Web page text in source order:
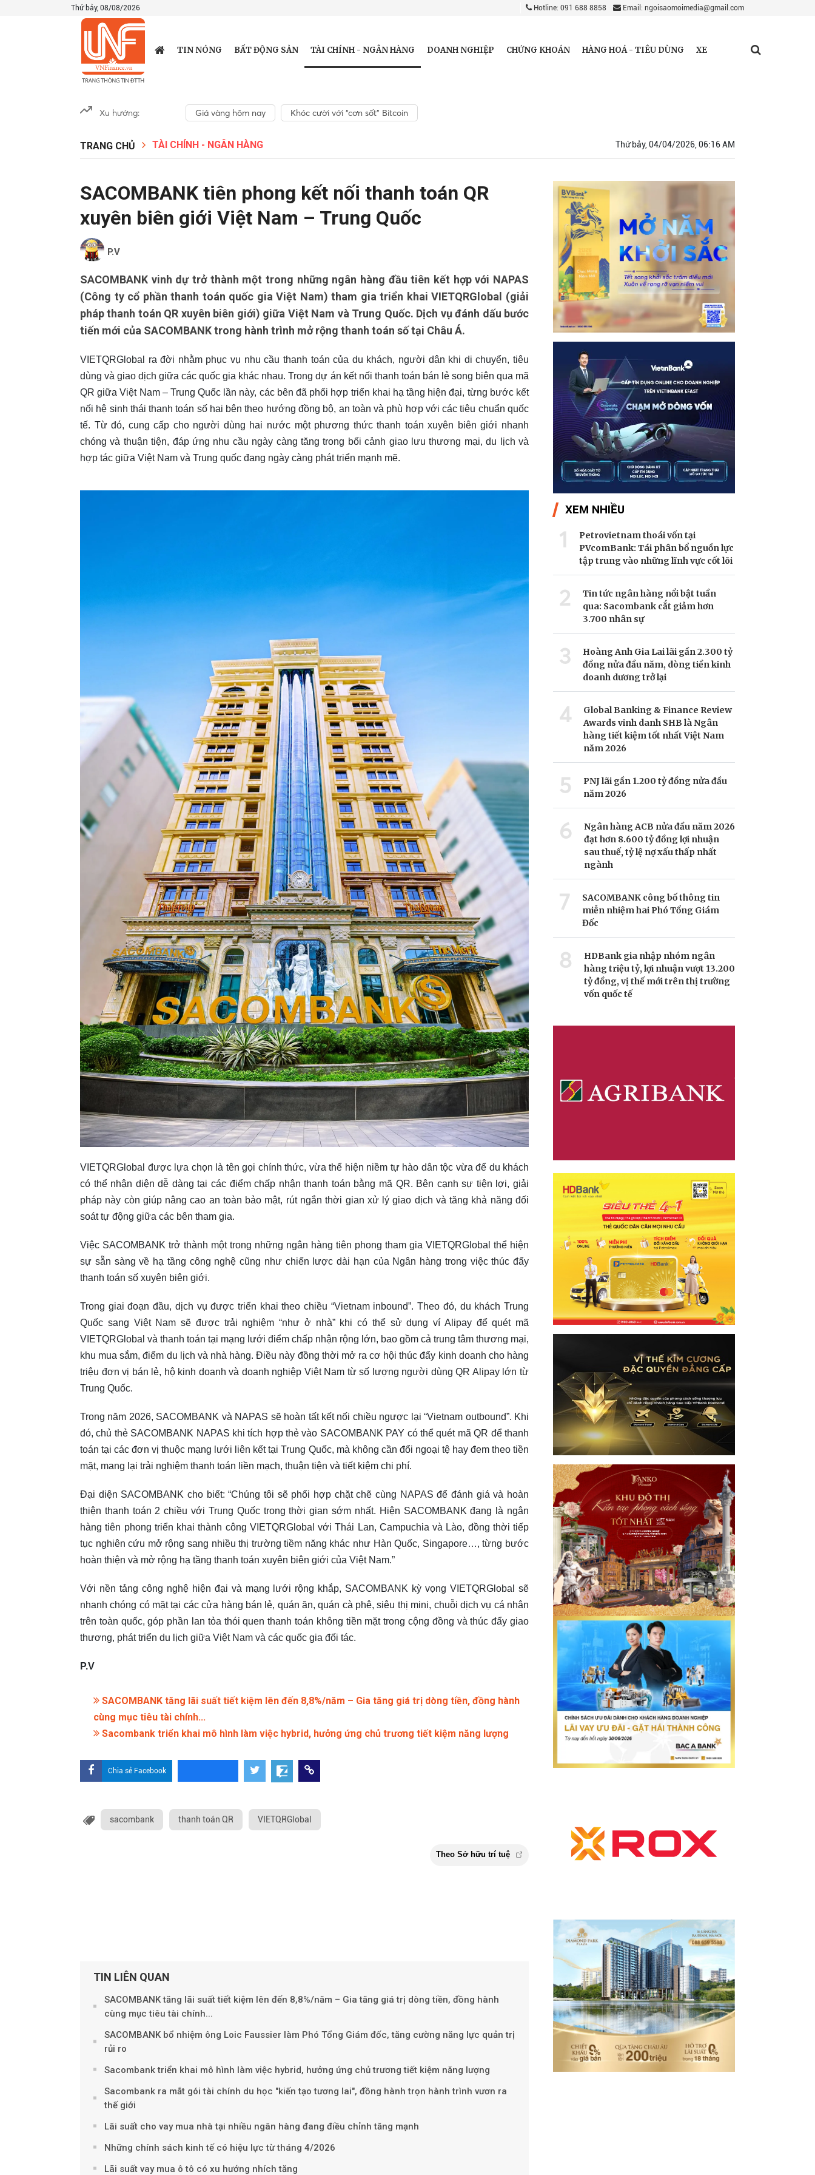
Thứ bảy, 08/08/2026 Hotline: 091 688 8858 Email: ngoisaomoimedia@gmail.com
TIN NÓNG BẤT ĐỘNG SẢN TÀI CHÍNH - NGÂN HÀNG DOANH NGHIỆP CHỨNG KHOÁN HÀNG HOÁ - TIÊU DÙNG XE
Xu hướng: Giá vàng hôm nay Khóc cười với “cơn sốt” Bitcoin
TRANG CHỦ TÀI CHÍNH - NGÂN HÀNG Thứ bảy, 04/04/2026, 06:16 AM
SACOMBANK tiên phong kết nối thanh toán QR
xuyên biên giới Việt Nam – Trung Quốc
P.V
SACOMBANK vinh dự trở thành một trong những ngân hàng đầu tiên kết hợp với NAPAS
(Công ty cổ phần thanh toán quốc gia Việt Nam) tham gia triển khai VIETQRGlobal (giải
pháp thanh toán QR xuyên biên giới) giữa Việt Nam và Trung Quốc. Dịch vụ đánh dấu bước
tiến mới của SACOMBANK trong hành trình mở rộng thanh toán số tại Châu Á.
VIETQRGlobal ra đời nhằm phục vụ nhu cầu thanh toán của du khách, người dân khi di chuyển, tiêu
dùng và giao dịch giữa các quốc gia khác nhau. Trong dự án kết nối thanh toán bán lẻ song biên qua mã
QR giữa Việt Nam – Trung Quốc lần này, các bên đã phối hợp triển khai hạ tầng hiện đại, từng bước kết
nối hệ sinh thái thanh toán số hai bên theo hướng đồng bộ, an toàn và phù hợp với các tiêu chuẩn quốc
tế. Từ đó, cung cấp cho người dùng hai nước một phương thức thanh toán xuyên biên giới nhanh
chóng và thuận tiện, đáp ứng nhu cầu ngày càng tăng trong bối cảnh giao lưu thương mại, du lịch và
hợp tác giữa Việt Nam và Trung quốc đang ngày càng phát triển mạnh mẽ.
VIETQRGlobal được lựa chọn là tên gọi chính thức, vừa thể hiện niềm tự hào dân tộc vừa để du khách
có thể nhận diện dễ dàng tại các điểm chấp nhận thanh toán bằng mã QR. Bên cạnh sự tiện lợi, giải
pháp này còn giúp nâng cao an toàn bảo mật, rút ngắn thời gian xử lý giao dịch và tăng khả năng đối
soát tự động giữa các bên tham gia.
Việc SACOMBANK trở thành một trong những ngân hàng tiên phong tham gia VIETQRGlobal thể hiện
sự sẵn sàng về hạ tầng công nghệ cũng như chiến lược dài hạn của Ngân hàng trong việc thúc đẩy
thanh toán số xuyên biên giới.
Trong giai đoạn đầu, dịch vụ được triển khai theo chiều “Vietnam inbound”. Theo đó, du khách Trung
Quốc sang Việt Nam sẽ được trải nghiệm “như ở nhà” khi có thể sử dụng ví Alipay để quét mã
VIETQRGlobal và thanh toán tại mạng lưới điểm chấp nhận rộng lớn, bao gồm cả trung tâm thương mại,
khu mua sắm, điểm du lịch và nhà hàng. Điều này đồng thời mở ra cơ hội thúc đẩy kinh doanh cho hàng
triệu đơn vị bán lẻ, hộ kinh doanh và doanh nghiệp Việt Nam từ số lượng người dùng QR Alipay lớn từ
Trung Quốc.
Trong năm 2026, SACOMBANK và NAPAS sẽ hoàn tất kết nối chiều ngược lại “Vietnam outbound”. Khi
đó, chủ thẻ SACOMBANK NAPAS khi tích hợp thẻ vào SACOMBANK PAY có thể quét mã QR để thanh
toán tại các đơn vị thuộc mạng lưới liên kết tại Trung Quốc, mà không cần đổi ngoại tệ hay đem theo tiền
mặt, mang lại trải nghiệm thanh toán liền mạch, thuận tiện và tiết kiệm chi phí.
Đại diện SACOMBANK cho biết: “Chúng tôi sẽ phối hợp chặt chẽ cùng NAPAS để đánh giá và hoàn
thiện thanh toán 2 chiều với Trung Quốc trong thời gian sớm nhất. Hiện SACOMBANK đang là ngân
hàng tiên phong triển khai thành công VIETQRGlobal với Thái Lan, Campuchia và Lào, đồng thời tiếp
tục nghiên cứu mở rộng sang nhiều thị trường tiềm năng khác như Hàn Quốc, Singapore…, từng bước
hoàn thiện và mở rộng hạ tầng thanh toán xuyên biên giới của Việt Nam.”
Với nền tảng công nghệ hiện đại và mạng lưới rộng khắp, SACOMBANK kỳ vọng VIETQRGlobal sẽ
nhanh chóng có mặt tại các cửa hàng bán lẻ, quán ăn, quán cà phê, siêu thị mini, chuỗi dịch vụ cá nhân
trên toàn quốc, góp phần lan tỏa thói quen thanh toán không tiền mặt trong cộng đồng và thúc đẩy giao
thương, phát triển du lịch giữa Việt Nam và các quốc gia đối tác.
P.V
SACOMBANK tăng lãi suất tiết kiệm lên đến 8,8%/năm – Gia tăng giá trị dòng tiền, đồng hành
cùng mục tiêu tài chính...
Sacombank triển khai mô hình làm việc hybrid, hưởng ứng chủ trương tiết kiệm năng lượng
Chia sẻ Facebook
sacombank thanh toán QR VIETQRGlobal
TIN LIÊN QUAN
SACOMBANK tăng lãi suất tiết kiệm lên đến 8,8%/năm – Gia tăng giá trị dòng tiền, đồng hành
cùng mục tiêu tài chính...
SACOMBANK bổ nhiệm ông Loic Faussier làm Phó Tổng Giám đốc, tăng cường năng lực quản trị
rủi ro
Sacombank triển khai mô hình làm việc hybrid, hưởng ứng chủ trương tiết kiệm năng lượng
Sacombank ra mắt gói tài chính du học "kiến tạo tương lai", đồng hành trọn hành trình vươn ra
thế giới
Lãi suất cho vay mua nhà tại nhiều ngân hàng đang điều chỉnh tăng mạnh
Những chính sách kinh tế có hiệu lực từ tháng 4/2026
Lãi suất vay mua ô tô có xu hướng nhích tăng
XEM NHIỀU
1
Petrovietnam thoái vốn tại
PVcomBank: Tái phân bổ nguồn lực
tập trung vào những lĩnh vực cốt lõi
2
Tin tức ngân hàng nổi bật tuần
qua: Sacombank cắt giảm hơn
3.700 nhân sự
3
Hoàng Anh Gia Lai lãi gần 2.300 tỷ
đồng nửa đầu năm, dòng tiền kinh
doanh dương trở lại
4
Global Banking & Finance Review
Awards vinh danh SHB là Ngân
hàng tiết kiệm tốt nhất Việt Nam
năm 2026
5
PNJ lãi gần 1.200 tỷ đồng nửa đầu
năm 2026
6
Ngân hàng ACB nửa đầu năm 2026
đạt hơn 8.600 tỷ đồng lợi nhuận
sau thuế, tỷ lệ nợ xấu thấp nhất
ngành
7
SACOMBANK công bố thông tin
miễn nhiệm hai Phó Tổng Giám
Đốc
8
HDBank gia nhập nhóm ngân
hàng triệu tỷ, lợi nhuận vượt 13.200
tỷ đồng, vị thế mới trên thị trường
vốn quốc tế